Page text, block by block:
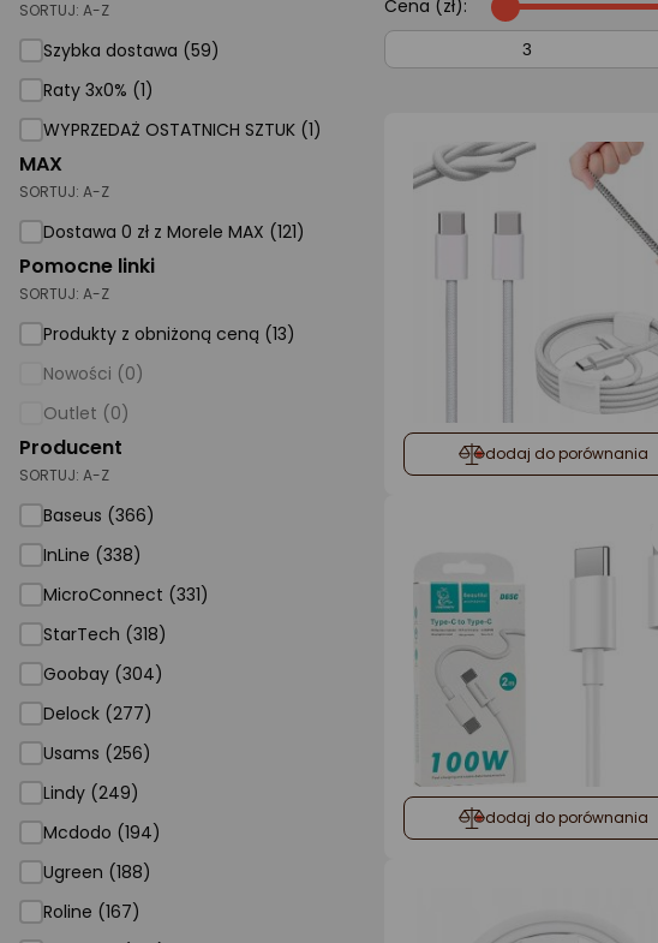
Foto i kamery
AGD duże
AGD małe
Dom i ogród
Biuro i firma
Sport i turystyka
Supermarket
Strefa marek
SORTUJ: A-Z
Szybka dostawa (59)
Raty 3x0% (1)
WYPRZEDAŻ OSTATNICH SZTUK (1)
MAX
SORTUJ: A-Z
Dostawa 0 zł z Morele MAX (121)
Pomocne linki
SORTUJ: A-Z
Produkty z obniżoną ceną (13)
Nowości (0)
Outlet (0)
Producent
SORTUJ: A-Z
Baseus (366)
InLine (338)
MicroConnect (331)
StarTech (318)
Goobay (304)
Delock (277)
Usams (256)
Lindy (249)
Mcdodo (194)
Ugreen (188)
Roline (167)
Cena (zł):
dodaj do porównania
dodaj do porównania